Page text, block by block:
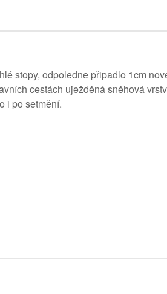
stopy, odpoledne připadlo 1cm
cestách uježděná sněhová
i po setmění.